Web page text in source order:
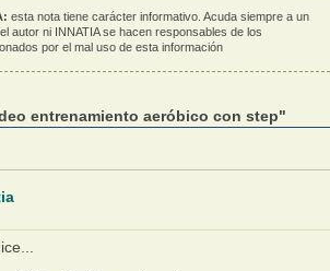
esta nota tiene carácter informativo. Acuda siempre a un
autor ni INNATIA se hacen responsables de los
por el mal uso de esta información
entrenamiento aeróbico con step"